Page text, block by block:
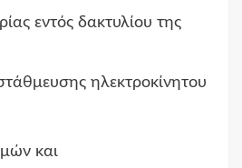
εντός δακτυλίου της
ηλεκτροκίνητου
και